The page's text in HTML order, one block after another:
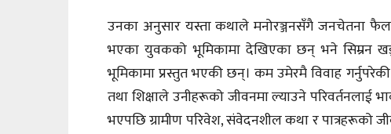
उनका अनुसार यस्ता कथाले मनोरञ्जनसँगै जनचेतना
भएका युवकको भूमिकामा देखिएका छन् भने सिम्रन
भूमिकामा प्रस्तुत भएकी छन्। कम उमेरमै विवाह
तथा शिक्षाले उनीहरूको जीवनमा ल्याउने परिवर्तनलाई
भएपछि ग्रामीण परिवेश, संवेदनशील कथा र पात्रहरूको